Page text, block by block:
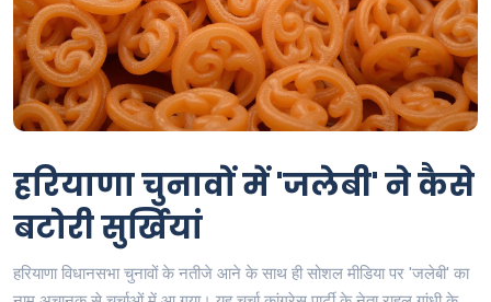
हरियाणा चुनावों में 'जलेबी' ने कैसे
बटोरी सुर्खियां
हरियाणा विधानसभा चुनावों के नतीजे आने के साथ ही सोशल मीडिया पर 'जलेबी' का